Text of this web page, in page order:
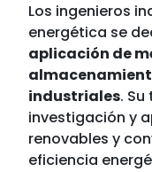
Los ingenieros
energética se
aplicación de
industriales.
investigación y
renovables y
eficiencia